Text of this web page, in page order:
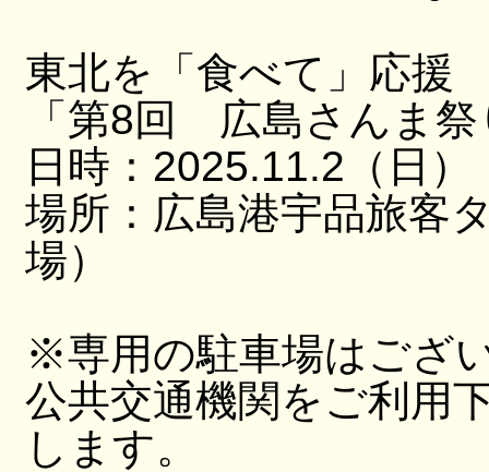
東北を「食べて」応援
「第8回 広島さんま祭
日時：2025.11.2（日
場所：広島港宇品旅客
場）
※専用の駐車場はござ
公共交通機関をご利用
します。